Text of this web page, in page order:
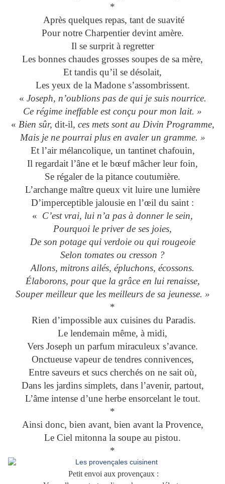
*
Après quelques repas, tant de suavité
Pour notre Charpentier devint amère.
Il se surprit à regretter
Les bonnes chaudes grosses soupes de sa mère,
Et tandis qu’il se désolait,
Les yeux de la Madone s’assombrissent.
« Joseph, n’oublions pas de qui je suis nourrice.
Ce régime ineffable est conçu pour mon lait. »
« Bien sûr, dit-il, ces mets sont au Divin Programme,
Mais je ne pourrai plus en avaler un gramme. »
Et l’air mélancolique, un tantinet chafouin,
Il regardait l’âne et le bœuf mâcher leur foin,
Se régaler de la pitance coutumière.
L’archange maître queux vit luire une lumière
D’imperceptible jalousie en l’œil du saint :
« C’est vrai, lui n’a pas à donner le sein,
Pourquoi le priver de ses joies,
De son potage qui verdoie ou qui rougeoie
Selon tomates ou cresson ?
Allons, mitrons ailés, épluchons, écossons.
Élaborons, pour que la grâce en lui renaisse,
Souper meilleur que les meilleurs de sa jeunesse. »
*
Rien d’impossible aux cuisines du Paradis.
Le lendemain même, à midi,
Vers Joseph un parfum miraculeux s’avance.
Onctueuse vapeur de tendres connivences,
Entre saveurs et sucs cherchés on ne sait où,
Dans les jardins simplets, dans l’avenir, partout,
L’âme intense d’une herbe ensorcelant le tout.
*
Ainsi donc, bien avant, bien avant la Provence,
Le Ciel mitonna la soupe au pistou.
*
Petit envoi aux provençaux :